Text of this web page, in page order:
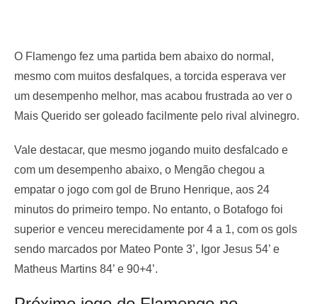
O Flamengo fez uma partida bem abaixo do normal,
mesmo com muitos desfalques, a torcida esperava ver
um desempenho melhor, mas acabou frustrada ao ver o
Mais Querido ser goleado facilmente pelo rival alvinegro.
Vale destacar, que mesmo jogando muito desfalcado e
com um desempenho abaixo, o Mengão chegou a
empatar o jogo com gol de Bruno Henrique, aos 24
minutos do primeiro tempo. No entanto, o Botafogo foi
superior e venceu merecidamente por 4 a 1, com os gols
sendo marcados por Mateo Ponte 3’, Igor Jesus 54’ e
Matheus Martins 84’ e 90+4’.